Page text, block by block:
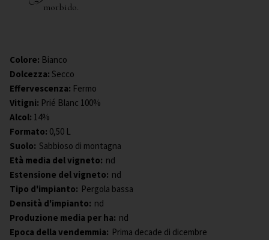
morbido.
Colore: Bianco
Dolcezza: Secco
Effervescenza: Fermo
Vitigni: Prié Blanc 100%
Alcol: 14%
Formato: 0,50 L
Suolo: Sabbioso di montagna
Età media del vigneto: nd
Estensione del vigneto: nd
Tipo d'impianto: Pergola bassa
Densità d'impianto: nd
Produzione media per ha: nd
Epoca della vendemmia: Prima decade di dicembre